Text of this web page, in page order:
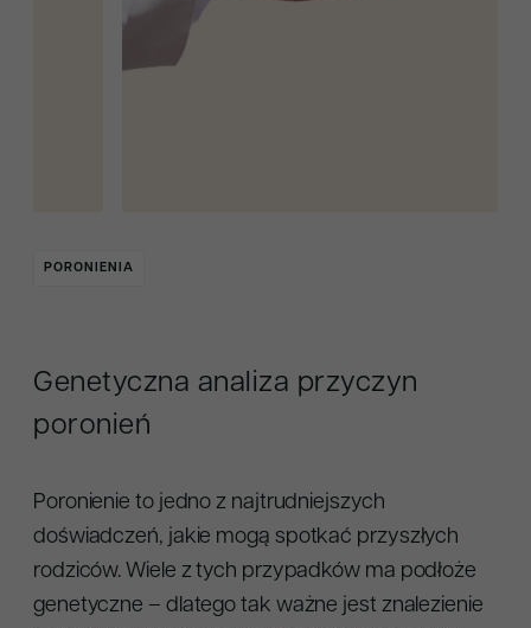
Genetyczna analiza przyczyn
poronień
Poronienie to jedno z najtrudniejszych
doświadczeń, jakie mogą spotkać przyszłych
rodziców. Wiele z tych przypadków ma podłoże
genetyczne – dlatego tak ważne jest znalezienie
PORONIENIA